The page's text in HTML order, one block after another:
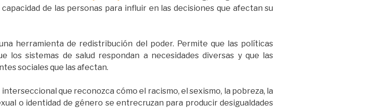
de las personas para influir en las decisiones que afectan su
herramienta de redistribución del poder. Permite que las políticas
los sistemas de salud respondan a necesidades diversas y que las
sociales que las afectan.
que reconozca cómo el racismo, el sexismo, la pobreza, la
o identidad de género se entrecruzan para producir desigualdades